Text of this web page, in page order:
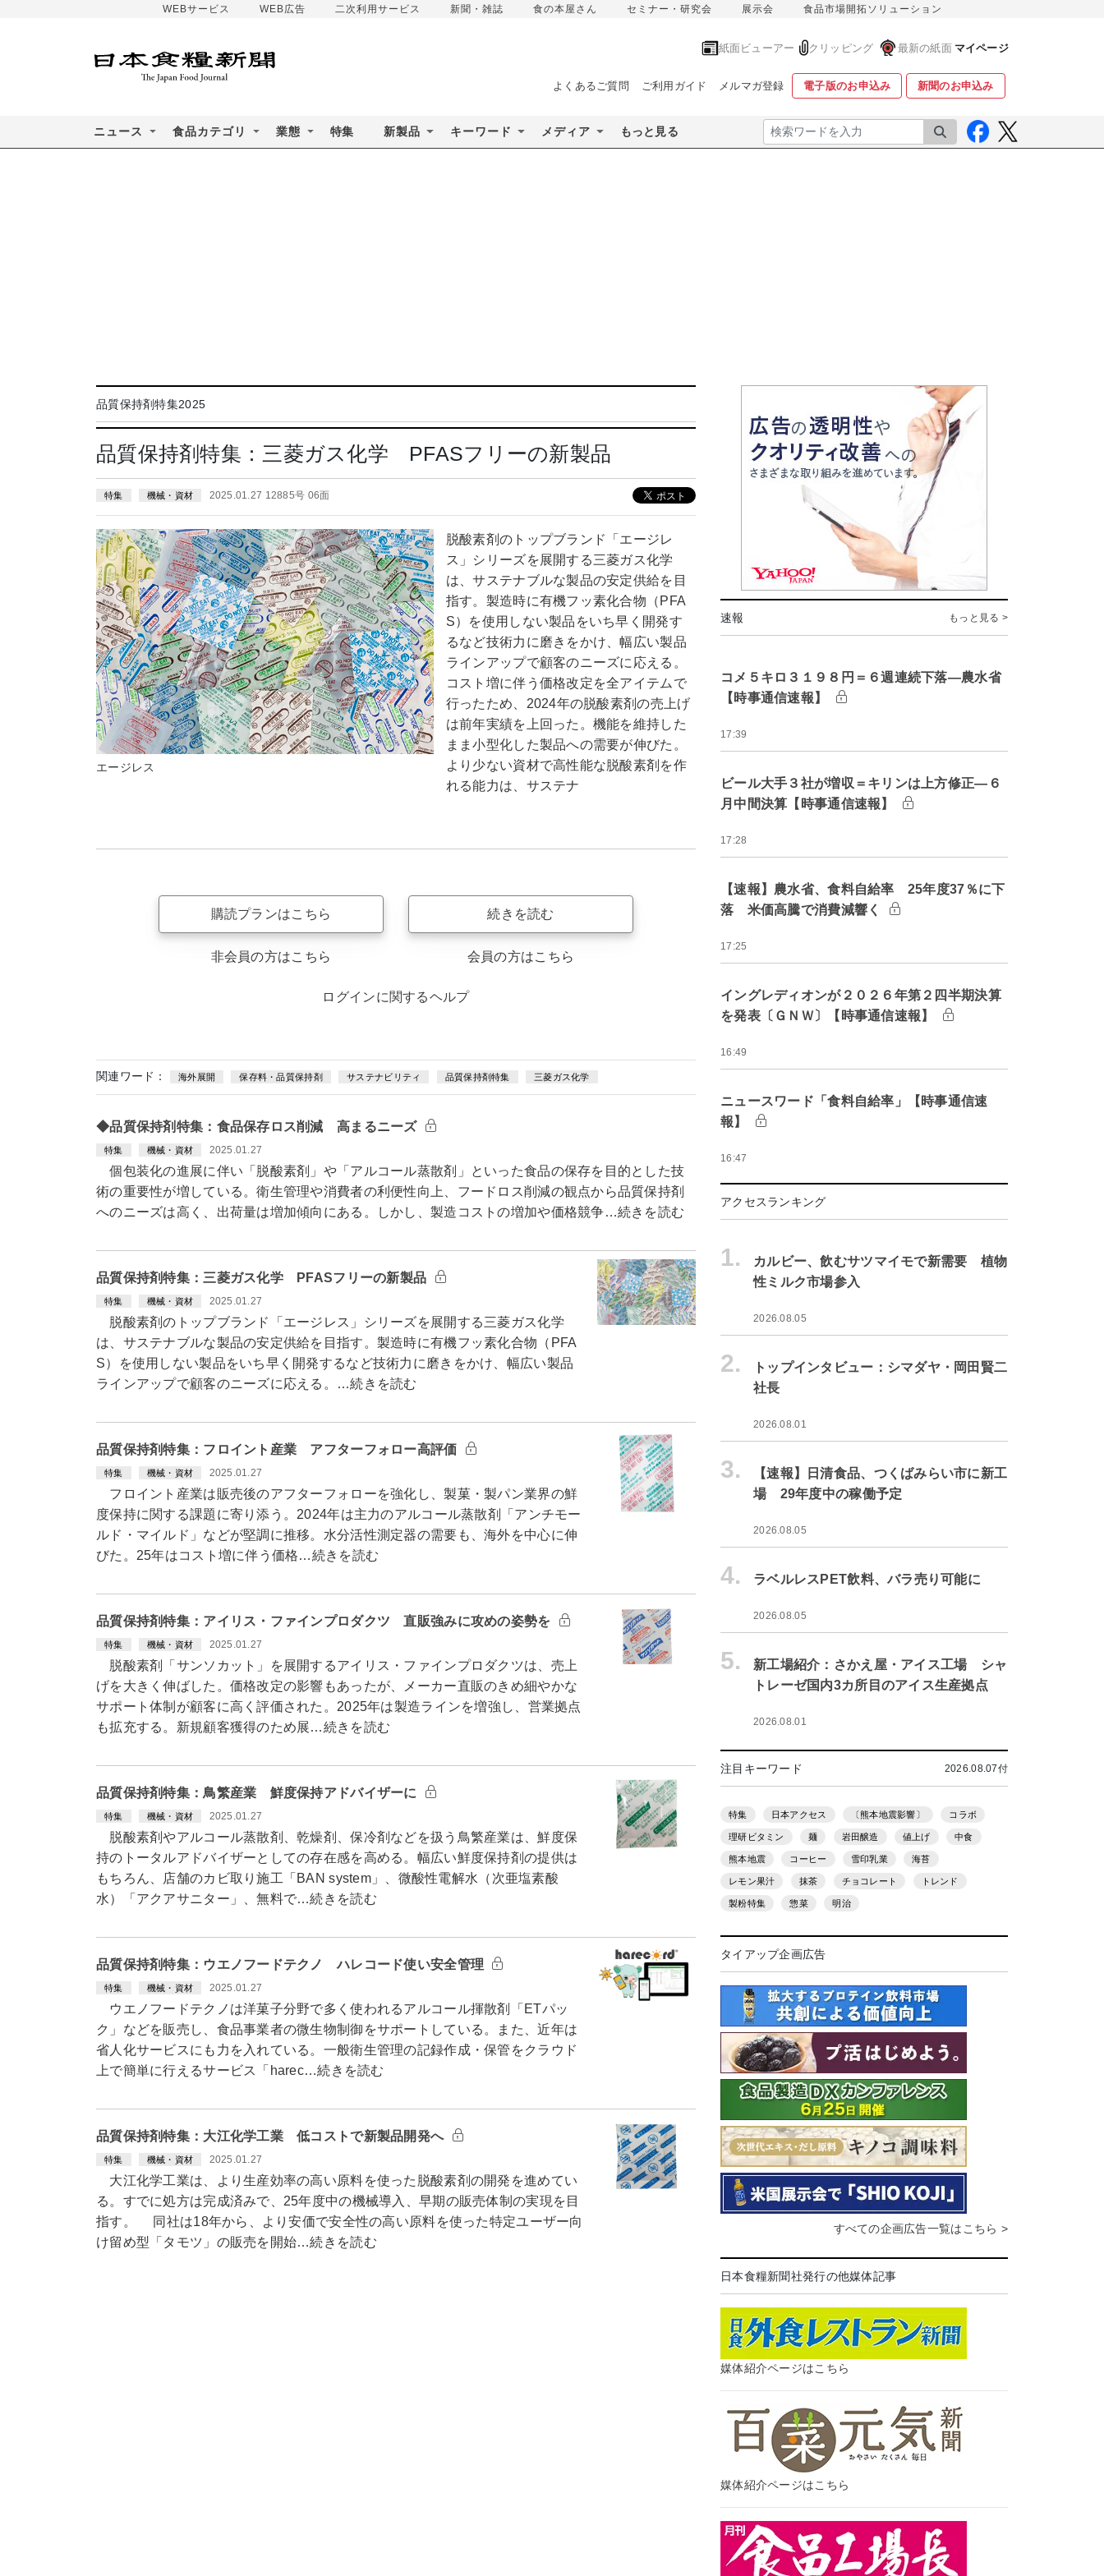
WEBサービス WEB広告 二次利用サービス 新聞・雑誌 食の本屋さん セミナー・研究会 展示会 食品市場開拓ソリューション
紙面ビューアー クリッピング 最新の紙面 マイページ
よくあるご質問 ご利用ガイド メルマガ登録 電子版のお申込み 新聞のお申込み
ニュース 食品カテゴリ 業態 特集 新製品 キーワード メディア もっと見る 検索
品質保持剤特集2025
品質保持剤特集：三菱ガス化学 PFASフリーの新製品
特集 機械・資材 2025.01.27 12885号 06面
エージレス
脱酸素剤のトップブランド「エージレ
ス」シリーズを展開する三菱ガス化学
は、サステナブルな製品の安定供給を目
指す。製造時に有機フッ素化合物（PFA
S）を使用しない製品をいち早く開発す
るなど技術力に磨きをかけ、幅広い製品
ラインアップで顧客のニーズに応える。
コスト増に伴う価格改定を全アイテムで
行ったため、2024年の脱酸素剤の売上げ
は前年実績を上回った。機能を維持した
まま小型化した製品への需要が伸びた。
より少ない資材で高性能な脱酸素剤を作
れる能力は、サステナ
購読プランはこちら
非会員の方はこちら
続きを読む
会員の方はこちら
ログインに関するヘルプ
関連ワード： 海外展開 保存料・品質保持剤 サステナビリティ 品質保持剤特集 三菱ガス化学
◆品質保持剤特集：食品保存ロス削減 高まるニーズ
特集 機械・資材 2025.01.27
個包装化の進展に伴い「脱酸素剤」や「アルコール蒸散剤」といった食品の保存を目的とした技
術の重要性が増している。衛生管理や消費者の利便性向上、フードロス削減の観点から品質保持剤
へのニーズは高く、出荷量は増加傾向にある。しかし、製造コストの増加や価格競争…続きを読む
品質保持剤特集：三菱ガス化学 PFASフリーの新製品
特集 機械・資材 2025.01.27
脱酸素剤のトップブランド「エージレス」シリーズを展開する三菱ガス化学
は、サステナブルな製品の安定供給を目指す。製造時に有機フッ素化合物（PFA
S）を使用しない製品をいち早く開発するなど技術力に磨きをかけ、幅広い製品
ラインアップで顧客のニーズに応える。…続きを読む
品質保持剤特集：フロイント産業 アフターフォロー高評価
特集 機械・資材 2025.01.27
フロイント産業は販売後のアフターフォローを強化し、製菓・製パン業界の鮮
度保持に関する課題に寄り添う。2024年は主力のアルコール蒸散剤「アンチモー
ルド・マイルド」などが堅調に推移。水分活性測定器の需要も、海外を中心に伸
びた。25年はコスト増に伴う価格…続きを読む
品質保持剤特集：アイリス・ファインプロダクツ 直販強みに攻めの姿勢を
特集 機械・資材 2025.01.27
脱酸素剤「サンソカット」を展開するアイリス・ファインプロダクツは、売上
げを大きく伸ばした。価格改定の影響もあったが、メーカー直販のきめ細やかな
サポート体制が顧客に高く評価された。2025年は製造ラインを増強し、営業拠点
も拡充する。新規顧客獲得のため展…続きを読む
品質保持剤特集：鳥繁産業 鮮度保持アドバイザーに
特集 機械・資材 2025.01.27
脱酸素剤やアルコール蒸散剤、乾燥剤、保冷剤などを扱う鳥繁産業は、鮮度保
持のトータルアドバイザーとしての存在感を高める。幅広い鮮度保持剤の提供は
もちろん、店舗のカビ取り施工「BAN system」、微酸性電解水（次亜塩素酸
水）「アクアサニター」、無料で…続きを読む
品質保持剤特集：ウエノフードテクノ ハレコード使い安全管理
特集 機械・資材 2025.01.27
ウエノフードテクノは洋菓子分野で多く使われるアルコール揮散剤「ETパッ
ク」などを販売し、食品事業者の微生物制御をサポートしている。また、近年は
省人化サービスにも力を入れている。一般衛生管理の記録作成・保管をクラウド
上で簡単に行えるサービス「harec…続きを読む
品質保持剤特集：大江化学工業 低コストで新製品開発へ
特集 機械・資材 2025.01.27
大江化学工業は、より生産効率の高い原料を使った脱酸素剤の開発を進めてい
る。すでに処方は完成済みで、25年度中の機械導入、早期の販売体制の実現を目
指す。 同社は18年から、より安価で安全性の高い原料を使った特定ユーザー向
け留め型「タモツ」の販売を開始…続きを読む
速報 もっと見る >
コメ５キロ３１９８円＝６週連続下落―農水省
【時事通信速報】
17:39
ビール大手３社が増収＝キリンは上方修正―６
月中間決算【時事通信速報】
17:28
【速報】農水省、食料自給率 25年度37％に下
落 米価高騰で消費減響く
17:25
イングレディオンが２０２６年第２四半期決算
を発表〔ＧＮＷ〕【時事通信速報】
16:49
ニュースワード「食料自給率」【時事通信速
報】
16:47
アクセスランキング
1.
カルビー、飲むサツマイモで新需要 植物
性ミルク市場参入
2026.08.05
2.
トップインタビュー：シマダヤ・岡田賢二
社長
2026.08.01
3.
【速報】日清食品、つくばみらい市に新工
場 29年度中の稼働予定
2026.08.05
4. ラベルレスPET飲料、バラ売り可能に
2026.08.05
5.
新工場紹介：さかえ屋・アイス工場 シャ
トレーゼ国内3カ所目のアイス生産拠点
2026.08.01
注目キーワード 2026.08.07付
特集 日本アクセス 〔熊本地震影響〕 コラボ
理研ビタミン 麺 岩田醸造 値上げ 中食
熊本地震 コーヒー 雪印乳業 海苔
レモン果汁 抹茶 チョコレート トレンド
製粉特集 惣菜 明治
タイアップ企画広告
すべての企画広告一覧はこちら >
日本食糧新聞社発行の他媒体記事
媒体紹介ページはこちら
媒体紹介ページはこちら